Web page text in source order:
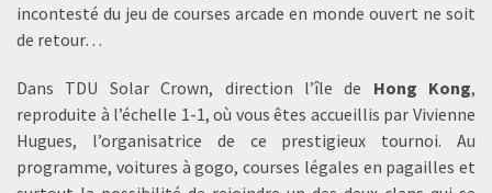
incontesté du jeu de courses arcade en monde ouvert ne soit
de retour…
Dans TDU Solar Crown, direction l’île de Hong Kong,
reproduite à l’échelle 1-1, où vous êtes accueillis par Vivienne
Hugues, l’organisatrice de ce prestigieux tournoi. Au
programme, voitures à gogo, courses légales en pagailles et